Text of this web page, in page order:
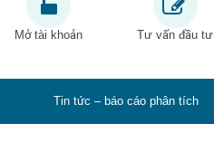
Mở tài khoản Tư vấn đầu tư
Tin tức – báo cáo phân tích